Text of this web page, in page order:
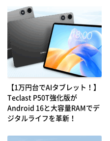
【1万円台でAIタブレット！】
Teclast P50T強化版が
Android 16と大容量RAMでデ
ジタルライフを革新！